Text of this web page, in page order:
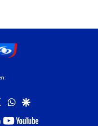
twitterwhatsapp
google
youtube-